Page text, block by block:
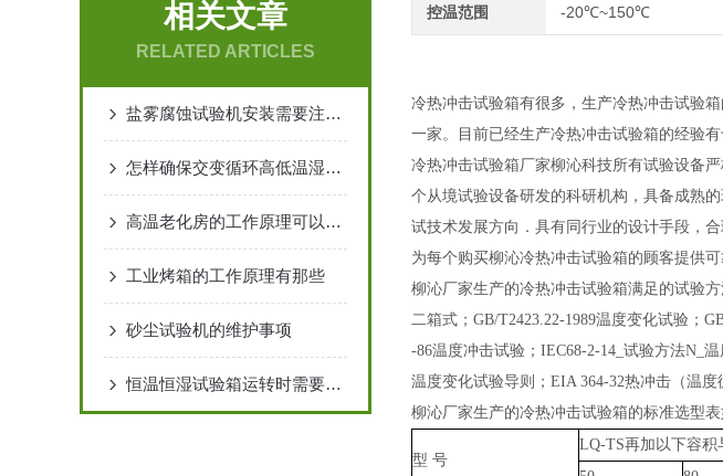
相关文章
RELATED ARTICLES
盐雾腐蚀试验机安装需要注意哪些
怎样确保交变循环高低温湿热箱制冷系统的稳定性
高温老化房的工作原理可以分为以下几个步骤
工业烤箱的工作原理有那些
砂尘试验机的维护事项
恒温恒湿试验箱运转时需要注意哪些事项
控温范围 -20℃~150℃
冷热冲击试验箱有很多，生产冷热冲击试验
一家。目前已经生产冷热冲击试验箱的经验
冷热冲击试验箱厂家柳沁科技所有试验设备
个从境试验设备研发的科研机构，具备成熟
试技术发展方向．具有同行业的设计手段，
为每个购买柳沁冷热冲击试验箱的顾客提供可
柳沁厂家生产的冷热冲击试验箱满足的试验方
二箱式；GB/T2423.22-1989温度变化试验；
-86温度冲击试验；IEC68-2-14_试验方法N_
温度变化试验导则；EIA 364-32热冲击（温
柳沁厂家生产的冷热冲击试验箱的标准选型表
型 号
LQ-TS再加以下容积